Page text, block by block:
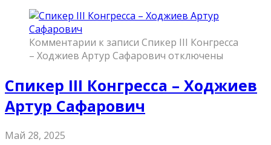
Комментарии к записи Спикер III Конгресса
– Ходжиев Артур Сафарович отключены
Спикер III Конгресса – Ходжиев
Артур Сафарович
Май 28, 2025